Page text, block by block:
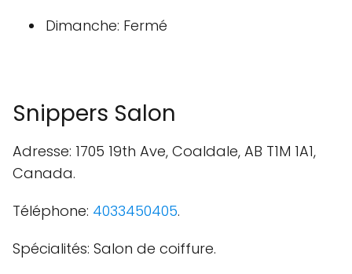
Dimanche: Fermé
Snippers Salon
Adresse: 1705 19th Ave, Coaldale, AB T1M 1A1,
Canada.
Téléphone: 4033450405.
Spécialités: Salon de coiffure.